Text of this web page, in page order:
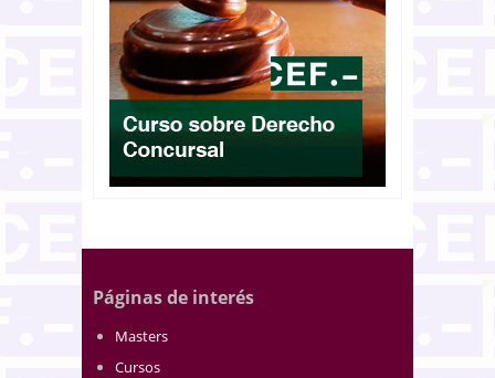
Páginas de interés
Masters
Cursos